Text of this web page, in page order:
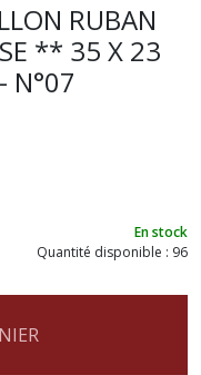
RUBAN
** 35 X 23
En stock
Quantité disponible : 96